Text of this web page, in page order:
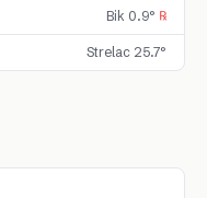
Bik 0.9° ℞
Strelac 25.7°